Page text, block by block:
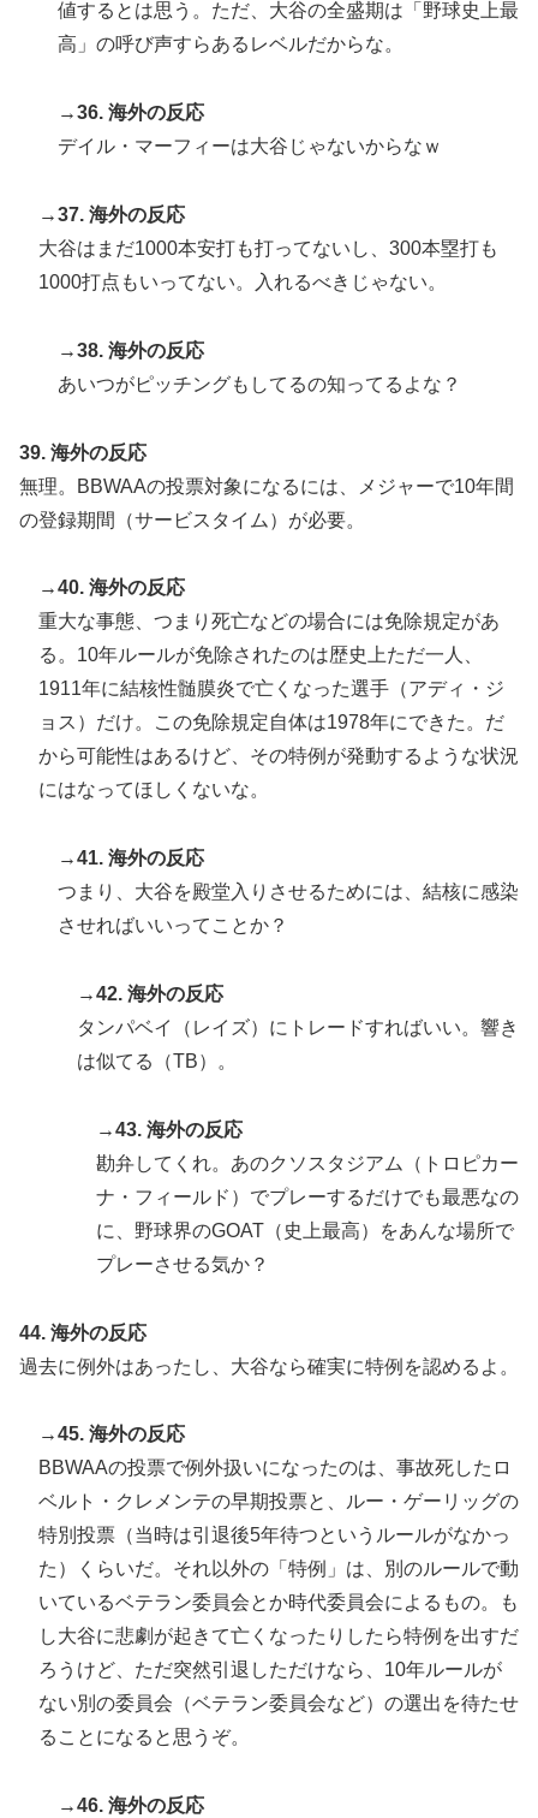
値するとは思う。ただ、大谷の全盛期は「野球史上最
高」の呼び声すらあるレベルだからな。
→36. 海外の反応
デイル・マーフィーは大谷じゃないからなｗ
→37. 海外の反応
大谷はまだ1000本安打も打ってないし、300本塁打も
1000打点もいってない。入れるべきじゃない。
→38. 海外の反応
あいつがピッチングもしてるの知ってるよな？
39. 海外の反応
無理。BBWAAの投票対象になるには、メジャーで10年間
の登録期間（サービスタイム）が必要。
→40. 海外の反応
重大な事態、つまり死亡などの場合には免除規定があ
る。10年ルールが免除されたのは歴史上ただ一人、
1911年に結核性髄膜炎で亡くなった選手（アディ・ジ
ョス）だけ。この免除規定自体は1978年にできた。だ
から可能性はあるけど、その特例が発動するような状況
にはなってほしくないな。
→41. 海外の反応
つまり、大谷を殿堂入りさせるためには、結核に感染
させればいいってことか？
→42. 海外の反応
タンパベイ（レイズ）にトレードすればいい。響き
は似てる（TB）。
→43. 海外の反応
勘弁してくれ。あのクソスタジアム（トロピカー
ナ・フィールド）でプレーするだけでも最悪なの
に、野球界のGOAT（史上最高）をあんな場所で
プレーさせる気か？
44. 海外の反応
過去に例外はあったし、大谷なら確実に特例を認めるよ。
→45. 海外の反応
BBWAAの投票で例外扱いになったのは、事故死したロ
ベルト・クレメンテの早期投票と、ルー・ゲーリッグの
特別投票（当時は引退後5年待つというルールがなかっ
た）くらいだ。それ以外の「特例」は、別のルールで動
いているベテラン委員会とか時代委員会によるもの。も
し大谷に悲劇が起きて亡くなったりしたら特例を出すだ
ろうけど、ただ突然引退しただけなら、10年ルールが
ない別の委員会（ベテラン委員会など）の選出を待たせ
ることになると思うぞ。
→46. 海外の反応